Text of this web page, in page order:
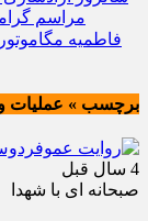
مراسم
فاطمیه مگاموتور
برچسب » عملیات
4 سال قبل
صبحانه ای با شهدا